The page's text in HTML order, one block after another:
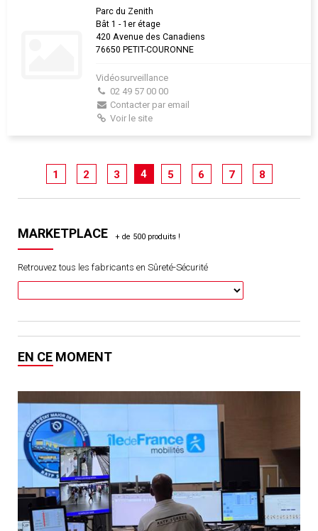
Parc du Zenith
Bât 1 - 1er étage
420 Avenue des Canadiens
76650 PETIT-COURONNE
Vidéosurveillance
02 49 57 00 00
Contacter par email
Voir le site
1 2 3 4 5 6 7 8
MARKETPLACE
Retrouvez tous les fabricants en Sûreté-Sécurité
EN CE MOMENT